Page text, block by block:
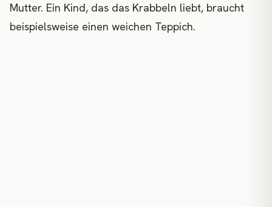
Mutter. Ein Kind, das das Krabbeln liebt, braucht
beispielsweise einen weichen Teppich.